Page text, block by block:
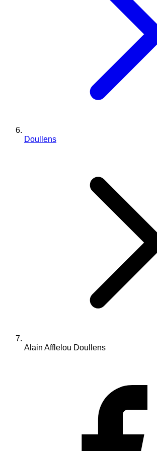
Doullens
Alain Afflelou Doullens